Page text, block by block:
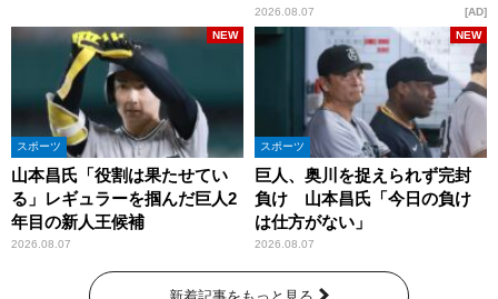
2026.08.07 AD
スポーツ
山本昌氏「役割は果たせてい
る」レギュラーを掴んだ巨人2
年目の新人王候補
2026.08.07
NEW
スポーツ
巨人、奥川を捉えられず完封
負け 山本昌氏「今日の負け
は仕方がない」
2026.08.07
NEW